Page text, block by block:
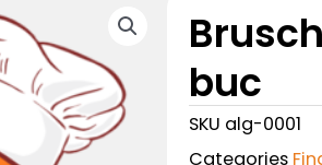
buc
SKU alg-0001
Categories